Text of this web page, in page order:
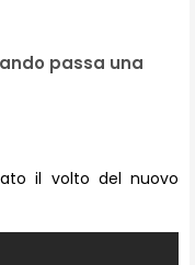
passa una
il volto del nuovo